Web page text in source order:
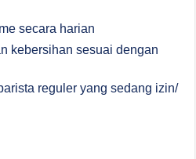
secara harian
kebersihan sesuai dengan
reguler yang sedang izin/